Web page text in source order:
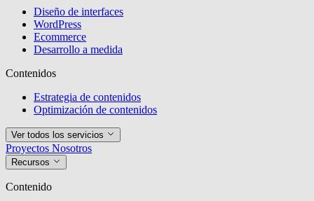
Diseño de interfaces
WordPress
Ecommerce
Desarrollo a medida
Contenidos
Estrategia de contenidos
Optimización de contenidos
Ver todos los servicios
Proyectos Nosotros
Recursos
Contenido